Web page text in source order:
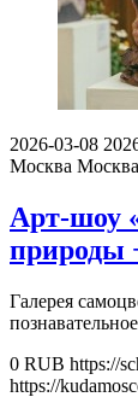
2026-03-08
Москва
Арт-шоу
природы
Галерея
0 RUB https://
https://